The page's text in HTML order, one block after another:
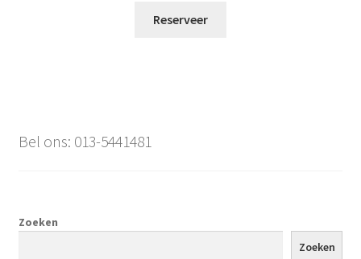
Reserveer
Bel ons: 013-5441481
Zoeken
Zoeken